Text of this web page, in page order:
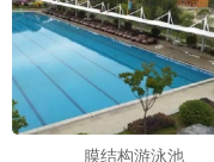
膜结构游泳池